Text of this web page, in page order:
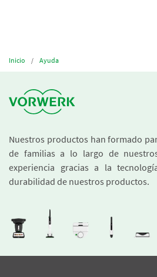
Inicio Ayuda
Nuestros productos han formado
de familias a lo largo de
experiencia gracias a la
durabilidad de nuestros productos.